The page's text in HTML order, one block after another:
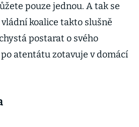
pouze jednou. A tak se
koalice takto slušně
postarat o svého
atentátu zotavuje v domácí